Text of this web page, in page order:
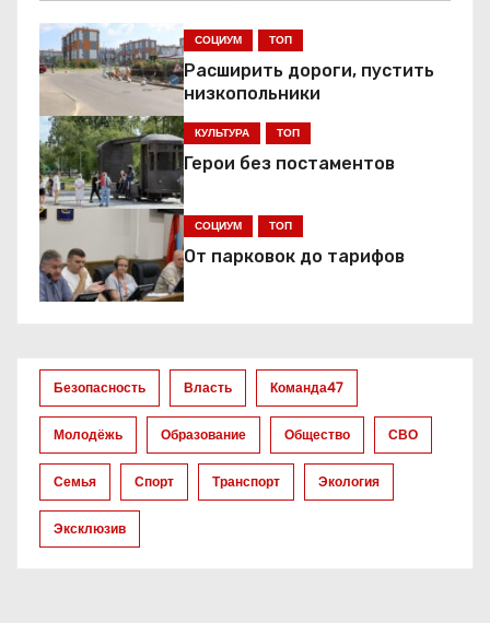
н
а
ц
и
я
з
а
и
с
й
СОЦИУМ ТОП
Расширить дороги, пустить
низкопольники
КУЛЬТУРА ТОП
Герои без постаментов
СОЦИУМ ТОП
От парковок до тарифов
Безопасность Власть Команда47
Молодёжь Образование Общество СВО
Семья Спорт Транспорт Экология
Эксклюзив